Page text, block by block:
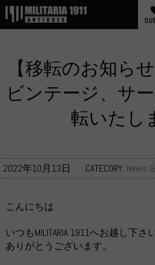
【移転のお知ら
ビンテージ、サ
転いたし
2022年10月13日 CATECORY: News
こんにちは
いつもMILITARIA 1911へお越し下さ
ありがとうございます。